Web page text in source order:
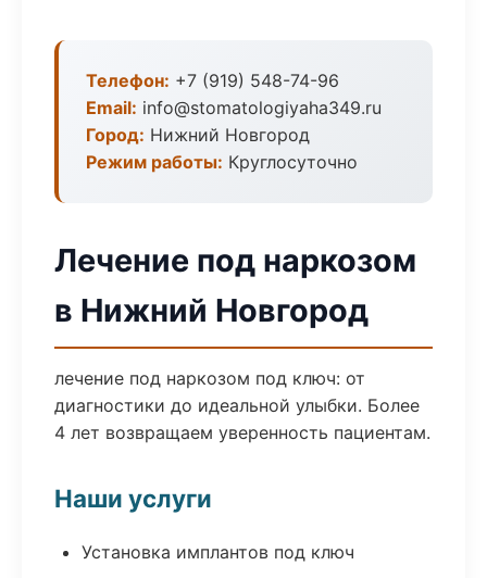
Телефон: +7 (919) 548-74-96
Email: info@stomatologiyaha349.ru
Город: Нижний Новгород
Режим работы: Круглосуточно
Лечение под наркозом
в Нижний Новгород
лечение под наркозом под ключ: от
диагностики до идеальной улыбки. Более
4 лет возвращаем уверенность пациентам.
Наши услуги
Установка имплантов под ключ